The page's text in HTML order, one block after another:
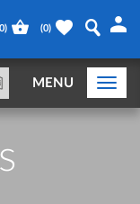
0) (0)
MENU
está deshabilitado. Permitir